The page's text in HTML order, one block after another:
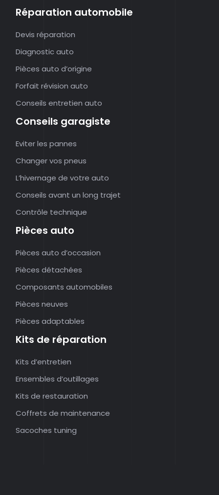
Réparation automobile
Devis réparation
Diagnostic auto
Pièces auto d’origine
Forfait révision auto
Conseils entretien auto
Conseils garagiste
Eviter les pannes
Changer vos pneus
L’hivernage de votre auto
Conseils avant un long trajet
Contrôle technique
Pièces auto
Pièces auto d’occasion
Pièces détachées
Composants automobiles
Pièces neuves
Pièces adaptables
Kits de réparation
Kits d’entretien
Ensembles d’outillages
Kits de restauration
Coffrets de maintenance
Sacoches tuning